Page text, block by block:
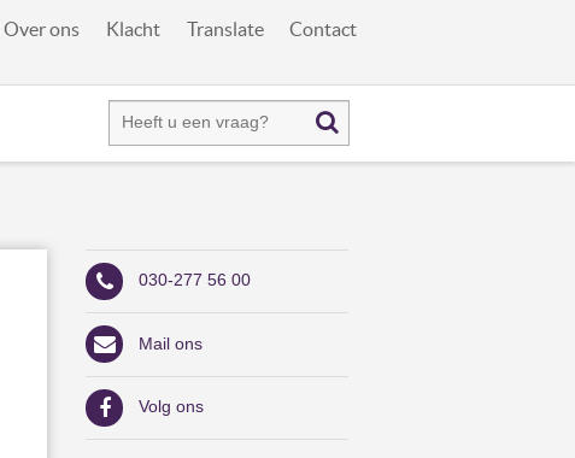
Over ons Klacht Translate Contact
030-277 56 00
Mail ons
Volg ons